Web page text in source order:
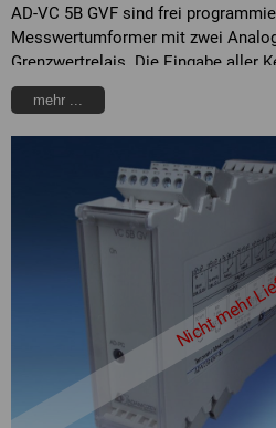
AD-VC 5B GVF sind frei
Messwertumformer mit zwei
Grenzwertrelais. Die Eingabe aller
PC-Konfigurationssoftware AD-
Funktionsbausteine wie
Simulationsmodus, freie
weiten
VC 5B universell verwendbar.
mehr ...
Nicht mehr